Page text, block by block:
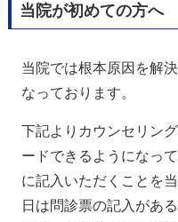
当院が初めての方へ
当院では根本原因を解
なっております。
下記よりカウンセリン
ードできるようになっ
に記入いただくことを
日は問診票の記入があ